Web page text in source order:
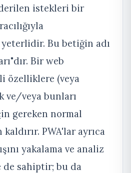
istekleri bir
Bu betiğin adı
Bir web
özelliklere (veya
ve/veya bunları
gereken normal
PWA'lar ayrıca
yakalama ve analiz
de sahiptir; bu da